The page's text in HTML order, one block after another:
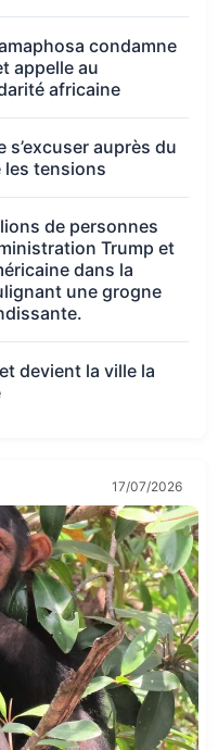
condamne
appelle au
africaine
s’excuser auprès du
les tensions
de personnes
Trump et
dans la
une grogne
devient la ville la
17/07/2026